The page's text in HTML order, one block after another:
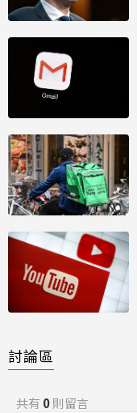
討論區
共有 0則留言